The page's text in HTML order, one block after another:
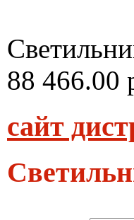
88 466.00
сайт